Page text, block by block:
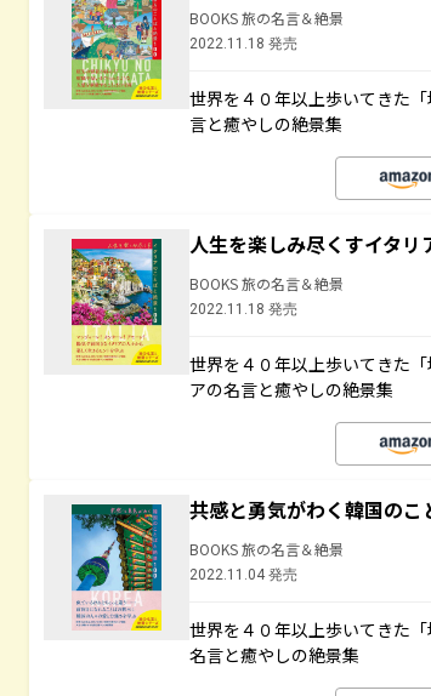
BOOKS 旅の名言＆絶景
2022.11.18 発売
世界を４０年以上歩いてきた
言と癒やしの絶景集
人生を楽しみ尽くすイタリ
BOOKS 旅の名言＆絶景
2022.11.18 発売
世界を４０年以上歩いてきた
アの名言と癒やしの絶景集
共感と勇気がわく韓国のこ
BOOKS 旅の名言＆絶景
2022.11.04 発売
世界を４０年以上歩いてきた
名言と癒やしの絶景集